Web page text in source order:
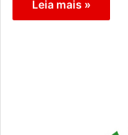
Leia mais »